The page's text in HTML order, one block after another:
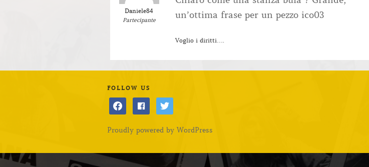
Daniele84
Partecipante
un’ottima frase per un pezzo ico03
Voglio i diritti….
FOLLOW US
facebookfacebooktwitter
Proudly powered by WordPress